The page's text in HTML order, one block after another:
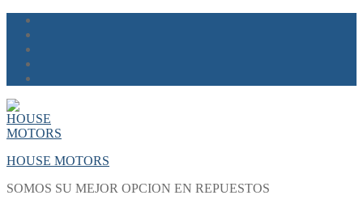
Skip
content
Menu
Close
HOUSE MOTORS
SOMOS SU MEJOR OPCION EN REPUESTOS